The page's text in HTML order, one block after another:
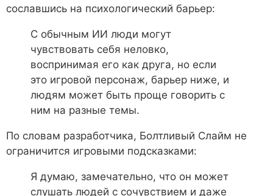
сославшись на психологический барьер:
С обычным ИИ люди могут
чувствовать себя неловко,
воспринимая его как друга, но если
это игровой персонаж, барьер ниже, и
людям может быть проще говорить с
ним на разные темы.
По словам разработчика, Болтливый Слайм не
ограничится игровыми подсказками:
Я думаю, замечательно, что он может
слушать людей с сочувствием и даже